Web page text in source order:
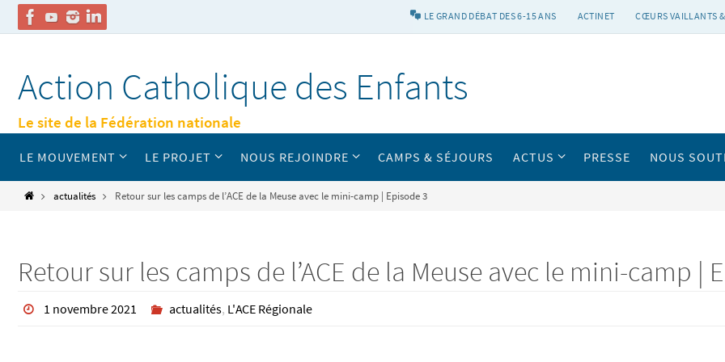
contenu
LE GRAND DÉBAT DES 6-15 ANS ACTINET CŒURS VAILLANTS
Action Catholique des Enfants
Le site de la Fédération nationale
contenu
LE MOUVEMENT LE PROJET NOUS REJOINDRE CAMPS & SÉJOURS ACTUS PRESSE NOUS
Homeactualités Retour sur les camps de l’ACE de la Meuse avec le mini-camp | Episode 3
Retour sur les camps de l’ACE de la Meuse avec le mini-camp |
1 novembre 2021 actualités, L'ACE Régionale